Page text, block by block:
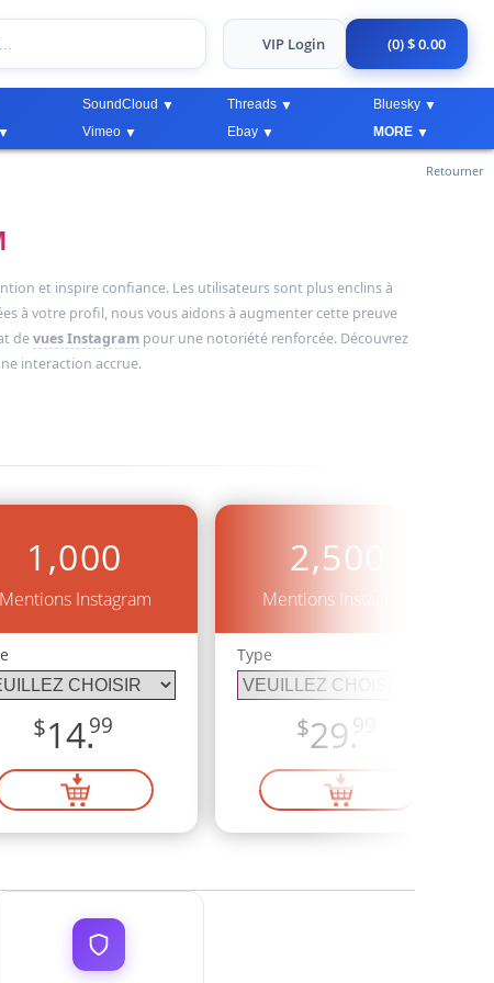
VIP Login (0) $ 0.00
SoundCloud Threads
Bluesky
Vimeo Ebay MORE
Retourner
et inspire confiance. Les utilisateurs sont plus enclins à
à votre profil, nous vous aidons à augmenter cette preuve
devues Instagrampour une notoriété renforcée. Découvrez
interaction accrue.
1,000
Mentions Instagram
$14.99
2,500
Mentions Instagram
Type
$29.99